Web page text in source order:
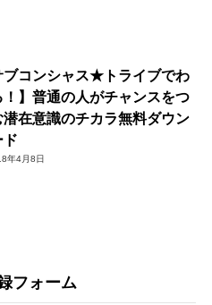
ブコンシャス★トライブでわ
！】普通の人がチャンスをつ
潜在意識のチカラ無料ダウン
ド
年4月8日
フォーム